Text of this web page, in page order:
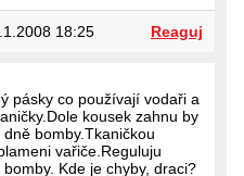
18:25 Reaguj
pásky co používají vodaři a
kousek zahnu by
bomby.Tkaničkou
vařiče.Reguluju
Kde je chyby, draci?